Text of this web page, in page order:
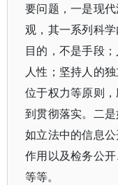
要问题，一是现
观，其一系列科
目的，不是手段
人性；坚持人的
位于权力等原则
到贯彻落实。二
如立法中的信息
作用以及检务公
等等。